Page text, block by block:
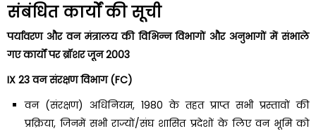
संबंधित कार्यों की सूची
पर्यावरण और वन मंत्रालय की विभिन्न विभागों और अनुभागों में संभाले
गए कार्यों पर ब्रॉशरजून 2003
IX 23 वन संरक्षण विभाग (FC)
वन (संरक्षण) अधिनियम, 1980 के तहत प्राप्त सभी प्रस्तावों की
प्रक्रिया, जिनमें सभी राज्यों/संघ शासित प्रदेशों के लिए वन भूमि को